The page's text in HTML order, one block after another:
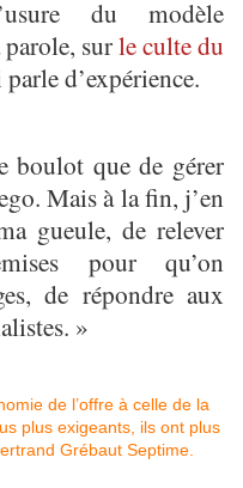
du modèle
surle culte du
d’expérience.
boulot que de gérer
Mais à la fin, j’en
gueule, de relever
pour qu’on
de répondre aux
»